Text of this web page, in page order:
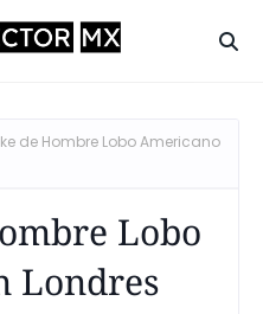
de Hombre Lobo Americano
Lobo
Londres